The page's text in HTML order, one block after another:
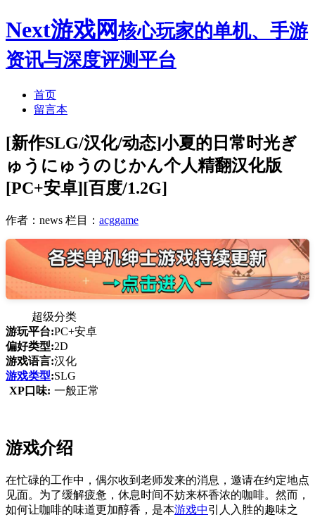
Next游戏网核心玩家的单机、手游
资讯与深度评测平台
首页
留言本
[新作SLG/汉化/动态]小夏的日常时光ぎ
ゅうにゅうのじかん个人精翻汉化版
[PC+安卓][百度/1.2G]
作者：news 栏目： acggame
超级分类
游玩平台:PC+安卓
偏好类型:2D
游戏语言:汉化
游戏类型:SLG
XP口味: 一般正常
游戏介绍
在忙碌的工作中，偶尔收到老师发来的消息，邀请在约定地点
见面。为了缓解疲惫，休息时间不妨来杯香浓的咖啡。然而，
如何让咖啡的味道更加醇香，是本游戏中引人入胜的趣味之